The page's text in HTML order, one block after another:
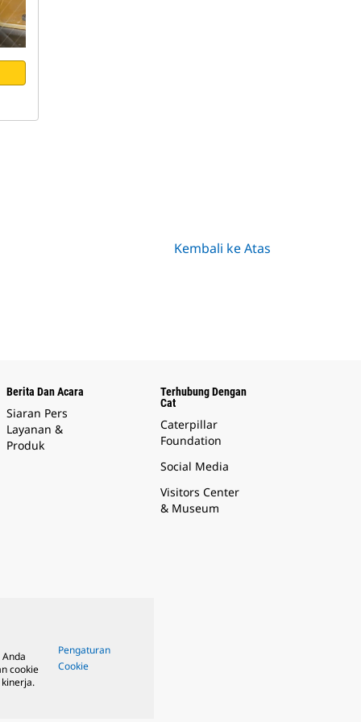
Kembali ke Atas
Berita Dan Acara
Siaran Pers
Layanan &
Produk
Terhubung Dengan
Cat
Caterpillar
Foundation
Social Media
Visitors Center
& Museum
cookie
Pengaturan
Cookie